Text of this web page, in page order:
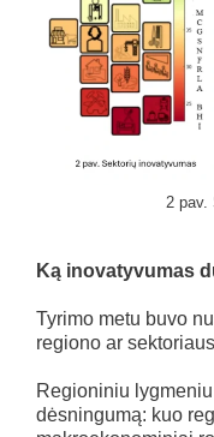
2 pav.
Ką inovatyvumas
Tyrimo metu buvo
regiono ar
Regioniniu
dėsningumą: kuo